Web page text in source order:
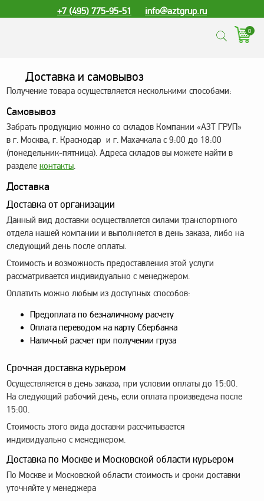
+7 (495) 775-95-51 info@aztgrup.ru
0
КАТАЛОГ ПРОДУКЦИИ
Топливораздаточные
Газораздаточные
колонки
Зарядные станции
для электромобилей
Погружные насосы к
ТРК и ГРК
Запасные части к ТРК
и ГРК
Электронное
оборудование
ТОПАЗ
Пульты управления,
контроллеры
Устройства громкой
связи и оповещения
Краны раздаточные,
з/ч и комплектующие
Резервуарное
оборудование
Запорная арматура
агрегаты
Устройства слива и
налива
Доставка и самовывоз
Получение товара осуществляется несколькими способами:
Самовывоз
Забрать продукцию можно со складов Компании «АЗТ ГРУП»
в г. Москва, г. Краснодар и г. Махачкала с 9:00 до 18:00
(понедельник-пятница). Адреса складов вы можете найти в
разделе контакты.
Доставка
Доставка от организации
Данный вид доставки осуществляется силами транспортного
отдела нашей компании и выполняется в день заказа, либо на
следующий день после оплаты.
Стоимость и возможность предоставления этой услуги
рассматривается индивидуально с менеджером.
Оплатить можно любым из доступных способов:
Предоплата по безналичному расчету
Оплата переводом на карту Сбербанка
Наличный расчет при получении груза
Срочная доставка курьером
Осуществляется в день заказа, при условии оплаты до 15:00.
На следующий рабочий день, если оплата произведена после
15:00.
Стоимость этого вида доставки рассчитывается
индивидуально с менеджером.
Доставка по Москве и Московской области курьером
По Москве и Московской области стоимость и сроки доставки
уточняйте у менеджера